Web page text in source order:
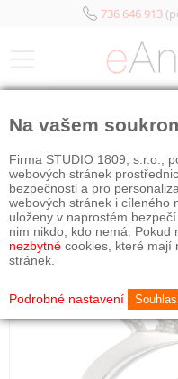
736 646 913
Na vašem
Firma STUDIO 1809, s.r.o.,
webových stránek
bezpečnosti a pro
webových stránek i cíleného
uloženy v naprostém
nim nikdo, kdo nemá. Pokud
nezbytné cookies, které mají
stránek.
Podrobné nastavení